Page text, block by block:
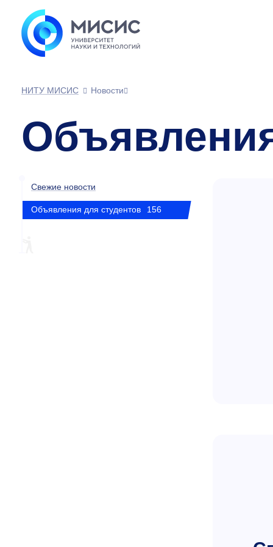
НИТУ МИСИС Новости
Свежие новости
Объявления для студентов 156